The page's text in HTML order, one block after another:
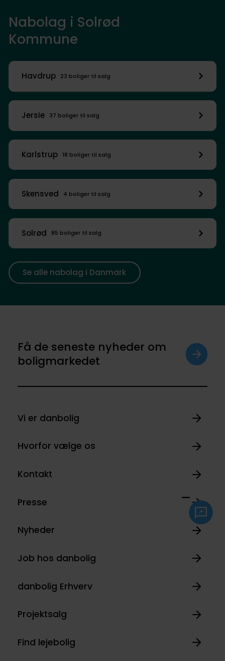
Nabolag i Solrød
Kommune
Havdrup 23 boliger til salg
Jersie 37 boliger til salg
Karlstrup 18 boliger til salg
Skensved 4 boliger til salg
Solrød 85 boliger til salg
Se alle nabolag i Danmark
Få de seneste nyheder om
boligmarkedet
Vi er danbolig
Hvorfor vælge os
Kontakt
Presse
Nyheder
Job hos danbolig
danbolig Erhverv
Projektsalg
Find lejebolig